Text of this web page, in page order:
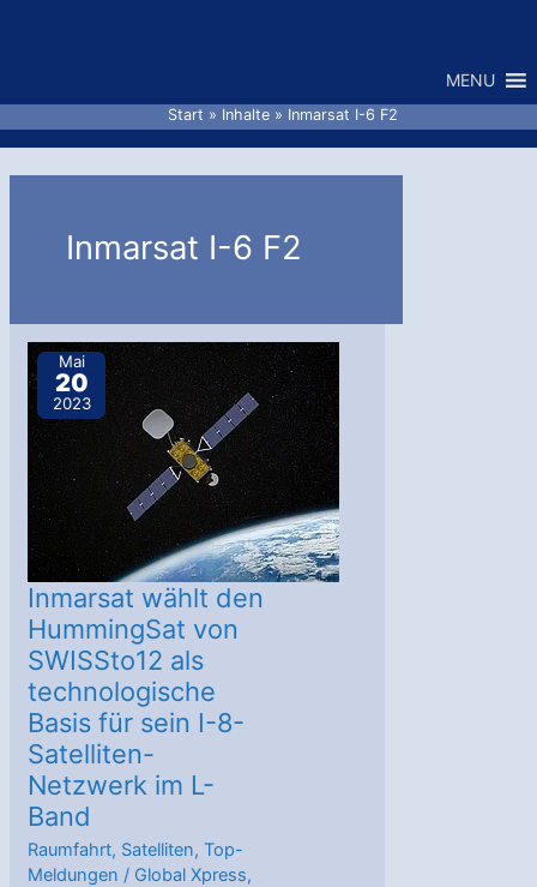
MENU
Start Inhalte Inmarsat I-6 F2
Inmarsat I-6 F2
Mai
20
2023
Inmarsat wählt den
HummingSat von
SWISSto12 als
technologische
Basis für sein I-8-
Satelliten-
Netzwerk im L-
Band
Raumfahrt, Satelliten,Top-
Meldungen / Global Xpress,